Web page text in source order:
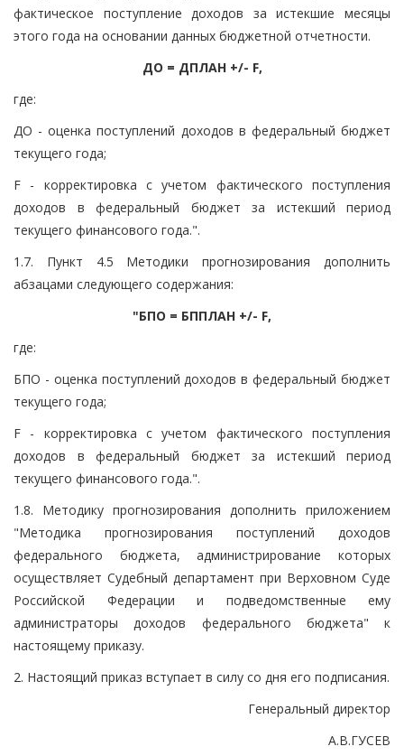
фактическое поступление доходов за истекшие месяцы
этого года на основании данных бюджетной отчетности.
ДО = ДПЛАН +/- F,
где:
ДО - оценка поступлений доходов в федеральный бюджет
текущего года;
F - корректировка с учетом фактического поступления
доходов в федеральный бюджет за истекший период
текущего финансового года.".
1.7. Пункт 4.5 Методики прогнозирования дополнить
абзацами следующего содержания:
"БПО = БППЛАН +/- F,
где:
БПО - оценка поступлений доходов в федеральный бюджет
текущего года;
F - корректировка с учетом фактического поступления
доходов в федеральный бюджет за истекший период
текущего финансового года.".
1.8. Методику прогнозирования дополнить приложением
"Методика прогнозирования поступлений доходов
федерального бюджета, администрирование которых
осуществляет Судебный департамент при Верховном Суде
Российской Федерации и подведомственные ему
администраторы доходов федерального бюджета" к
настоящему приказу.
2. Настоящий приказ вступает в силу со дня его подписания.
Генеральный директор
А.В.ГУСЕВ